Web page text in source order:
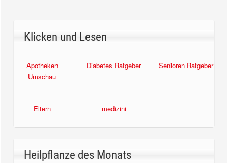
Klicken und Lesen
Apotheken
Umschau
Diabetes Ratgeber Senioren Ratgeber
Eltern medizini
Heilpflanze des Monats